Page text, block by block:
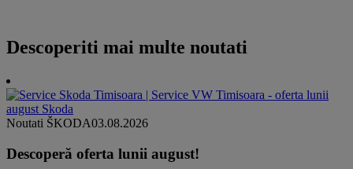
Descoperiti mai multe noutati
Noutati ŠKODA03.08.2026
Descoperă oferta lunii august!